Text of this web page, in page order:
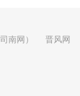
南网） 晋风网